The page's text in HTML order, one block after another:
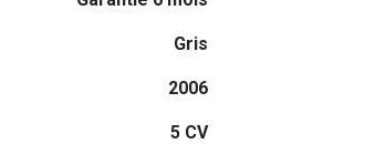
Gris
2006
5 CV